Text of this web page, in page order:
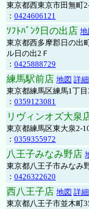
東京都西東京市田無町
： 0424606121
ｿﾌﾄﾊﾞﾝｸ日の出店 地
東京都西多摩郡日の出
ル日の出2Ｆ
： 0425888729
練馬駅前店 地図 詳細
東京都練馬区練馬1丁目
： 0359123081
リヴィンオズ大泉
東京都練馬区東大泉2-
： 0359355972
八王子みなみ野店
東京都八王子市みなみ
： 0426322620
西八王子店 地図 詳細
東京都八王子市並木町